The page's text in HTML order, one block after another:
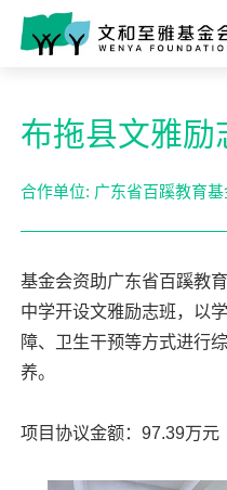
布拖县文雅励
合作单位: 广东省百蹊教育基
基金会资助广东省百蹊教
中学开设文雅励志班，以
障、卫生干预等方式进行
养。
项目协议金额：97.39万元